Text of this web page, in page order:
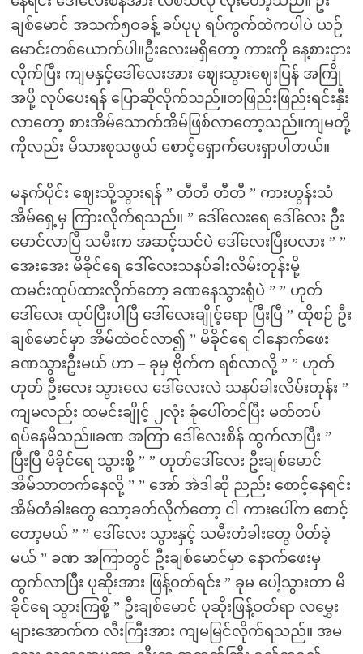
ချစ်မောင် အသက်၅၀ခန့် ခပ်ပုပု ရပ်ကွက်ထဲကပါပဲ ယဉ်
မောင်းတစ်ယောက်ပါ။ဦးလေးမရှိတော့ ကားကို နေ့စားငှား
လိုက်ပြီး ကျမနှင့်ဒေါ်လေးအား ဈေးသွားဈေးပြန် အကြို
အပို့ လုပ်ပေးရန် ပြောဆိုလိုက်သည်။တဖြည်းဖြည်းရင်းနှီး
လာတော့ စားအိမ်သောက်အိမ်ဖြစ်လာတော့သည်။ကျမတို့
ကိုလည်း မိသားစုသဖွယ် စောင့်ရှောက်ပေးရှာပါတယ်။
မနက်ပိုင်း ဈေးသို့သွားရန် ” တီတီ တီတီ ” ကားဟွန်းသံ
အိမ်ရှေ့မှ ကြားလိုက်ရသည်။ ” ဒေါ်လေးရေ ဒေါ်လေး ဦး
မောင်လာပြီ သမီးက အဆင့်သင်ပဲ ဒေါ်လေးပြီးပလား ” ”
အေးအေး မိခိုင်ရေ ဒေါ်လေးသနပ်ခါးလိမ်းတုန်းမို့
ထမင်းထုပ်ထားလိုက်တော့ ခဏနေသွားရုံပဲ ” ” ဟုတ်
ဒေါ်လေး ထုပ်ပြီးပါပြီ ဒေါ်လေးချိုင့်ရော ပြီးပြီ ” ထိုစဉ် ဦး
ချစ်မောင်မှာ အိမ်ထဲဝင်လာ၍ ” မိခိုင်ရေ ငါနောက်ဖေး
ခဏသွားဦးမယ် ဟာ – ခုမှ ဗိုက်က ရစ်လာလို့ ” ” ဟုတ်
ဟုတ် ဦးလေး သွားလေ ဒေါ်လေးလဲ သနပ်ခါးလိမ်းတုန်း ”
ကျမလည်း ထမင်းချိုင့် ၂လုံး ခုံပေါ်တင်ပြီး မတ်တပ်
ရပ်နေမိသည်။ခဏ အကြာ ဒေါ်လေးစိန် ထွက်လာပြီး ”
ပြီးပြီ မိခိုင်ရေ သွားစို့ ” ” ဟုတ်ဒေါ်လေး ဦးချစ်မောင်
အိမ်သာတက်နေလို့ ” ” အော် အဲဒါဆို ညည်း စောင့်နေရင်း
အိမ်တံခါးတွေ သော့ခတ်လိုက်တော့ ငါ ကားပေါ်က စောင့်
တော့မယ် ” ” ဒေါ်လေး သွားနှင့် သမီးတံခါးတွေ ပိတ်ခဲ့
မယ် ” ခဏ အကြာတွင် ဦးချစ်မောင်မှာ နောက်ဖေးမှ
ထွက်လာပြီး ပုဆိုးအား ဖြန့်ဝတ်ရင်း ” ခုမ ပေါ့သွားတာ မိ
ခိုင်ရေ သွားကြစို့ ” ဦးချစ်မောင် ပုဆိုးဖြန့်ဝတ်ရာ လမွှေး
များအောက်က လီးကြီးအား ကျမမြင်လိုက်ရသည်။ အမ